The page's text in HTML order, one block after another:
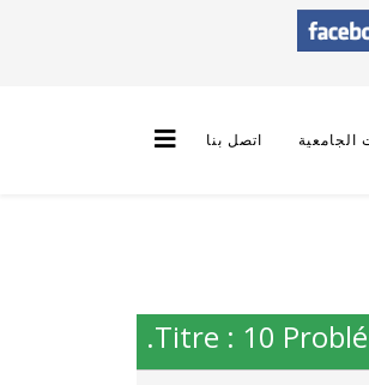
الجامعية اتصل بنا
Titre : 10